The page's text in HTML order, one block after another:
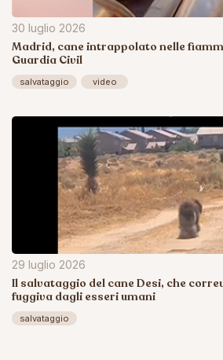
30 luglio 2026
Madrid, cane intrappolato nelle
Guardia Civil
salvataggio video
29 luglio 2026
Il salvataggio del cane Desi, che
fuggiva dagli esseri umani
salvataggio